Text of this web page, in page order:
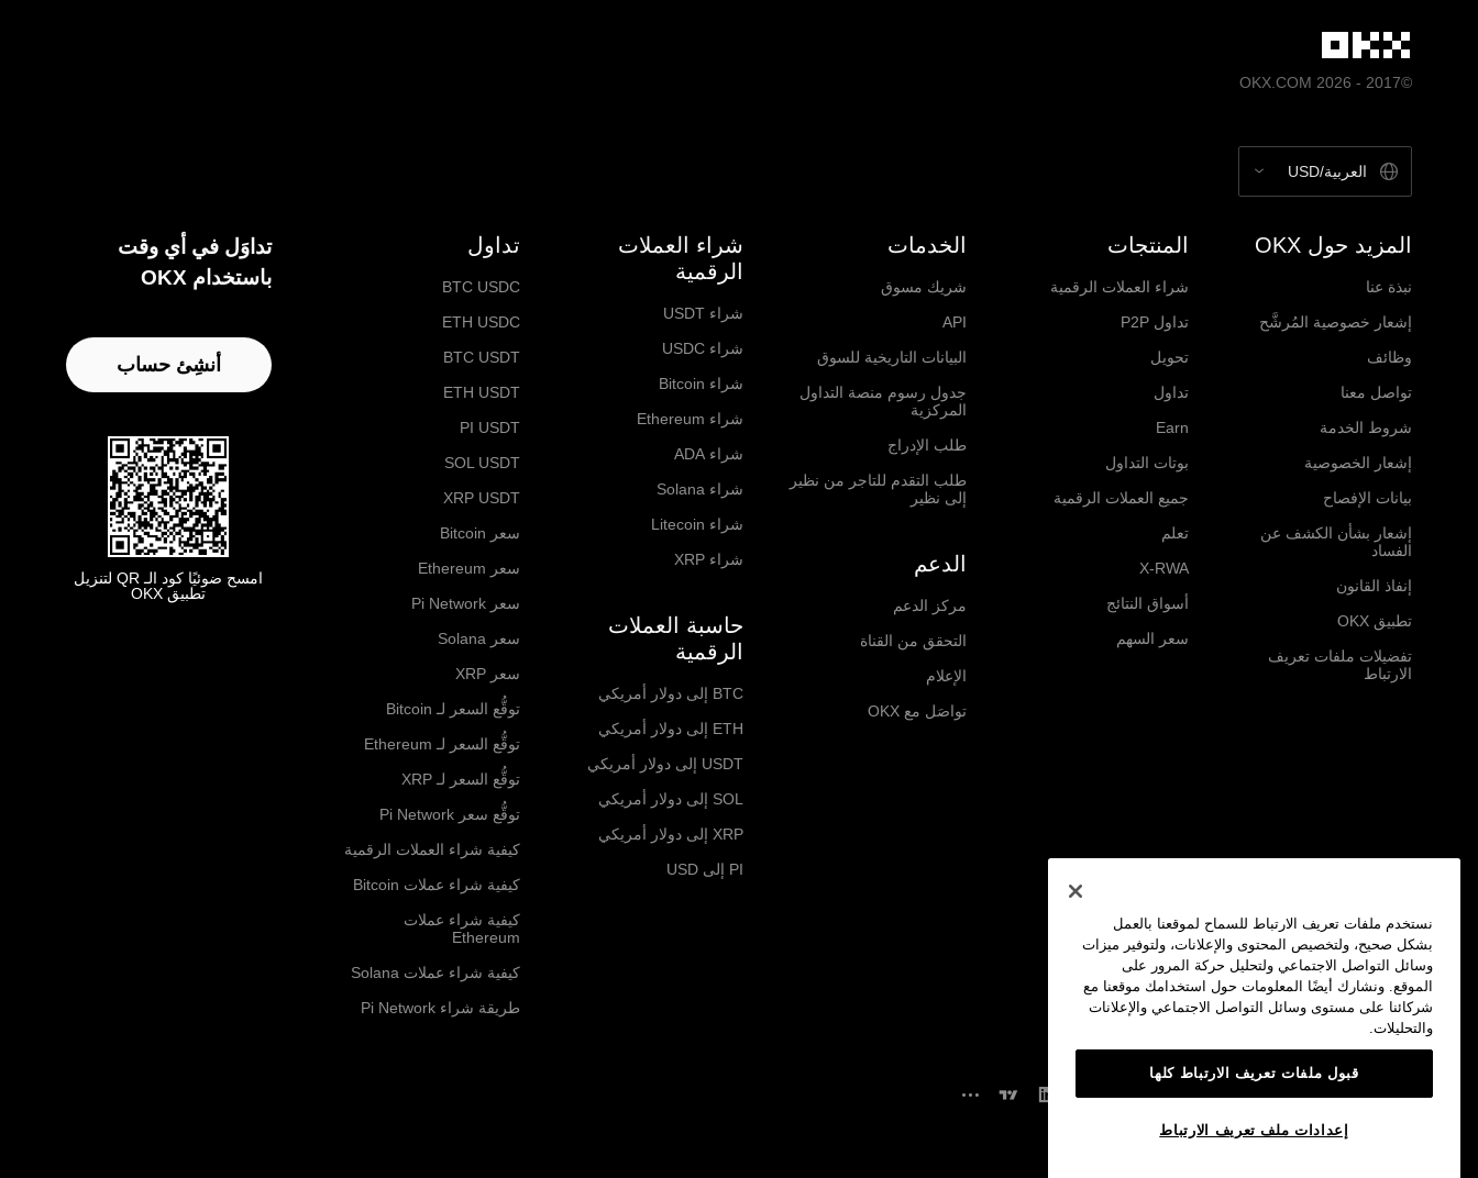
©2017 - 2026 OKX.COM
العربية/USD
المزيد حول OKX
نبذة عنا
إشعار خصوصية المُرشَّح
وظائف
تواصل معنا
شروط الخدمة
إشعار الخصوصية
بيانات الإفصاح
إشعار بشأن الكشف عن
الفساد
إنفاذ القانون
تطبيق OKX
تفضيلات ملفات تعريف
الارتباط
المنتجات
شراء العملات الرقمية
تداول P2P
تحويل
تداول
Earn
بوتات التداول
جميع العملات الرقمية
تعلم
X-RWA
أسواق النتائج
سعر السهم
الخدمات
شريك مسوق
API
البيانات التاريخية للسوق
جدول رسوم منصة التداول
المركزية
طلب الإدراج
طلب التقدم للتاجر من نظير
إلى نظير
الدعم
مركز الدعم
التحقق من القناة
الإعلام
تواصَل مع OKX
شراء العملات
الرقمية
شراء USDT
شراء USDC
شراء Bitcoin
شراء Ethereum
شراء ADA
شراء Solana
شراء Litecoin
شراء XRP
حاسبة العملات
الرقمية
BTC إلى دولار أمريكي
ETH إلى دولار أمريكي
USDT إلى دولار أمريكي
SOL إلى دولار أمريكي
XRP إلى دولار أمريكي
PI إلى USD
تداول
BTC USDC
ETH USDC
BTC USDT
ETH USDT
PI USDT
SOL USDT
XRP USDT
سعر Bitcoin
سعر Ethereum
سعر Pi Network
سعر Solana
سعر XRP
توقُّع السعر لـ Bitcoin
توقُّع السعر لـ Ethereum
توقُّع السعر لـ XRP
توقُّع سعر Pi Network
كيفية شراء العملات الرقمية
كيفية شراء عملات Bitcoin
كيفية شراء عملات
Ethereum
كيفية شراء عملات Solana
طريقة شراء Pi Network
تداوَل في أي وقت
باستخدام OKX
أنشِئ حساب
امسح ضوئيًا كود الـ QR لتنزيل
تطبيق OKX
مجتمعاتنا:
نستخدم ملفات تعريف الارتباط للسماح لموقعنا بالعمل
بشكل صحيح، ولتخصيص المحتوى والإعلانات، ولتوفير ميزات
وسائل التواصل الاجتماعي ولتحليل حركة المرور على
الموقع. ونشارك أيضًا المعلومات حول استخدامك موقعنا مع
شركائنا على مستوى وسائل التواصل الاجتماعي والإعلانات
والتحليلات.
قبول ملفات تعريف الارتباط كلها
إعدادات ملف تعريف الارتباط